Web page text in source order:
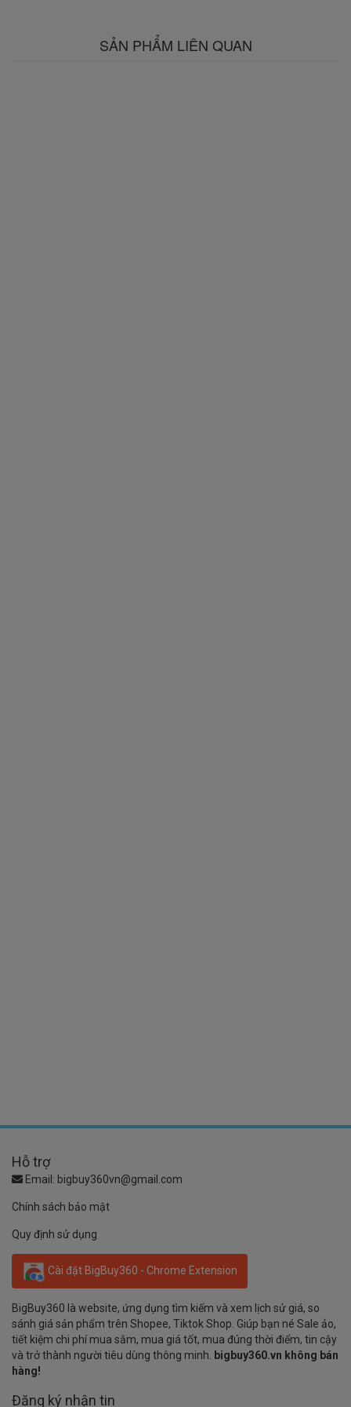
SẢN PHẨM LIÊN QUAN
Hỗ trợ
Email: bigbuy360vn@gmail.com
Chính sách bảo mật
Quy định sử dụng
Cài đặt BigBuy360 - Chrome Extension
BigBuy360 là website, ứng dụng tìm kiếm và xem lịch sử giá, so
sánh giá sản phẩm trên Shopee, Tiktok Shop. Giúp bạn né Sale ảo,
tiết kiệm chi phí mua sắm, mua giá tốt, mua đúng thời điểm, tin cậy
và trở thành người tiêu dùng thông minh. bigbuy360.vn không bán
hàng!
Đăng ký nhận tin